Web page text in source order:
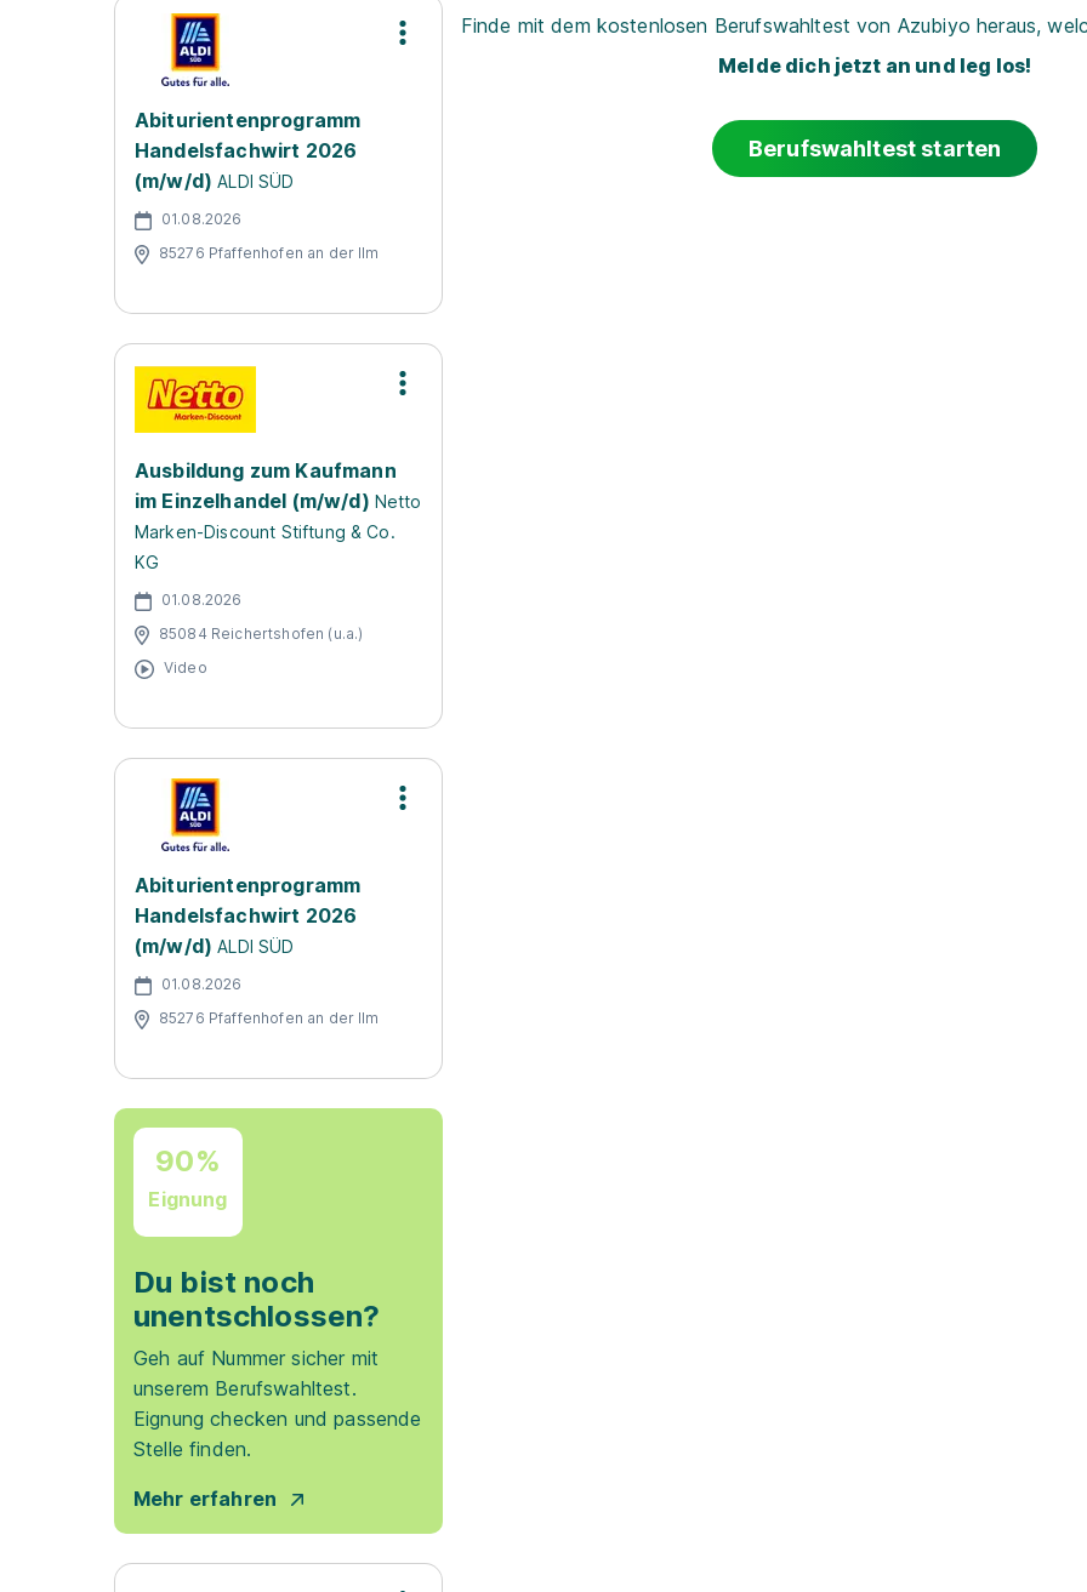
Abiturientenprogramm
Handelsfachwirt 2026
(m/w/d) ALDI SÜD
01.08.2026
85276 Pfaffenhofen an der Ilm
Ausbildung zum Kaufmann
im Einzelhandel (m/w/d) Netto
Marken-Discount Stiftung & Co.
KG
01.08.2026
85084 Reichertshofen (u.a.)
Video
Abiturientenprogramm
Handelsfachwirt 2026
(m/w/d) ALDI SÜD
01.08.2026
85276 Pfaffenhofen an der Ilm
90%
Eignung
Du bist noch
unentschlossen?
Geh auf Nummer sicher mit
unserem Berufswahltest.
Eignung checken und passende
Stelle finden.
Mehr erfahren
Finde mit dem kostenlosen Berufswahltest von Azubiyo heraus,
Melde dich jetzt an und leg los!
Berufswahltest starten